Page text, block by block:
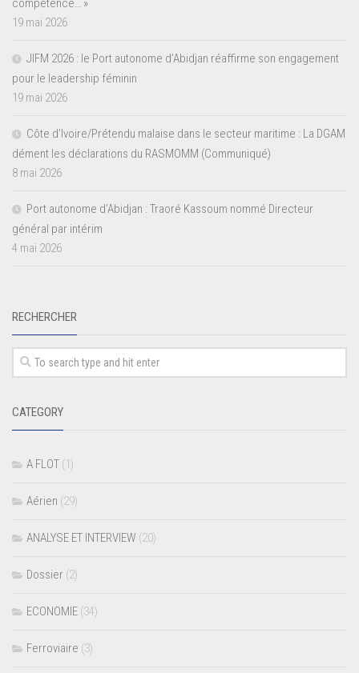
compétence… »
19 mai 2026
JIFM 2026 : le Port autonome d’Abidjan réaffirme son engagement
pour le leadership féminin
19 mai 2026
Côte d’Ivoire/Prétendu malaise dans le secteur maritime : La DGAM
dément les déclarations du RASMOMM (Communiqué)
8 mai 2026
Port autonome d’Abidjan : Traoré Kassoum nommé Directeur
général par intérim
4 mai 2026
RECHERCHER
CATEGORY
A FLOT (1)
Aérien (29)
ANALYSE ET INTERVIEW (20)
Dossier (2)
ECONOMIE (34)
Ferroviaire (3)